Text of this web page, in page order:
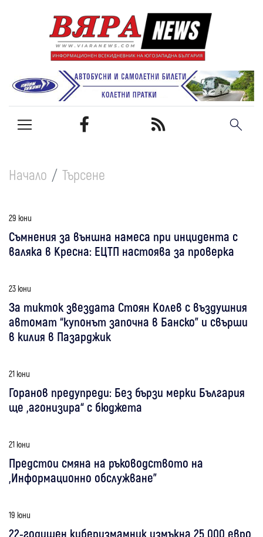
Начало Търсене
29 юни
Съмнения за външна намеса при инцидента с
валяка в Кресна: ЕЦТП настоява за проверка
23 юни
За тикток звездата Стоян Колев с въздушния
автомат “купонът започна в Банско” и свърши
в килия в Пазарджик
21 юни
Горанов предупреди: Без бързи мерки България
ще „агонизира“ с бюджета
21 юни
Предстои смяна на ръководството на
„Информационно обслужване”
19 юни
22-годишен киберизмамник измъкна 25 000 евро